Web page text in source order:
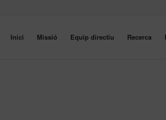
Inici Missió Equip directiu Recerca